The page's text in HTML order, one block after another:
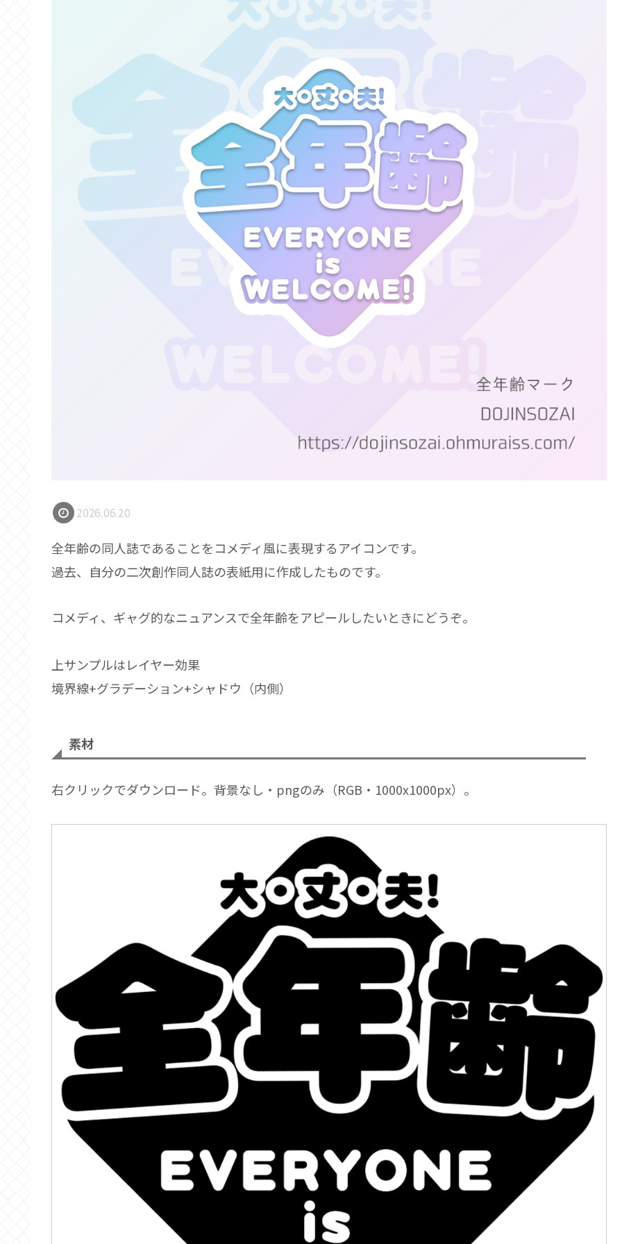
2026.06.20
全年齢の同人誌であることをコメディ風に表現するアイコンです。
過去、自分の二次創作同人誌の表紙用に作成したものです。
コメディ、ギャグ的なニュアンスで全年齢をアピールしたいときにどうぞ。
上サンプルはレイヤー効果
境界線+グラデーション+シャドウ（内側）
素材
右クリックでダウンロード。背景なし・pngのみ（RGB・1000x1000px）。